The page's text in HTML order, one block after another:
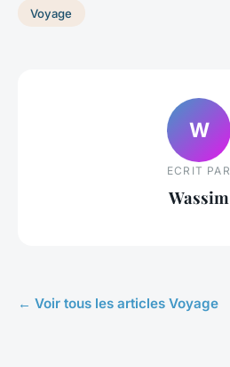
Voyage
W
ECRIT PAR
Wassim
← Voir tous les articles Voyage